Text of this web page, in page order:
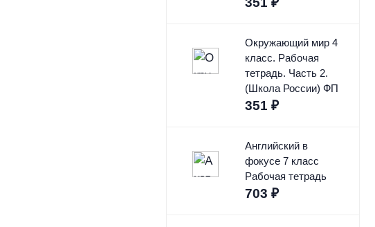
Окружающий мир 4
класс. Рабочая
тетрадь. Часть 2.
(Школа России) ФП
351 ₽
Английский в
фокусе 7 класс
Рабочая тетрадь
703 ₽